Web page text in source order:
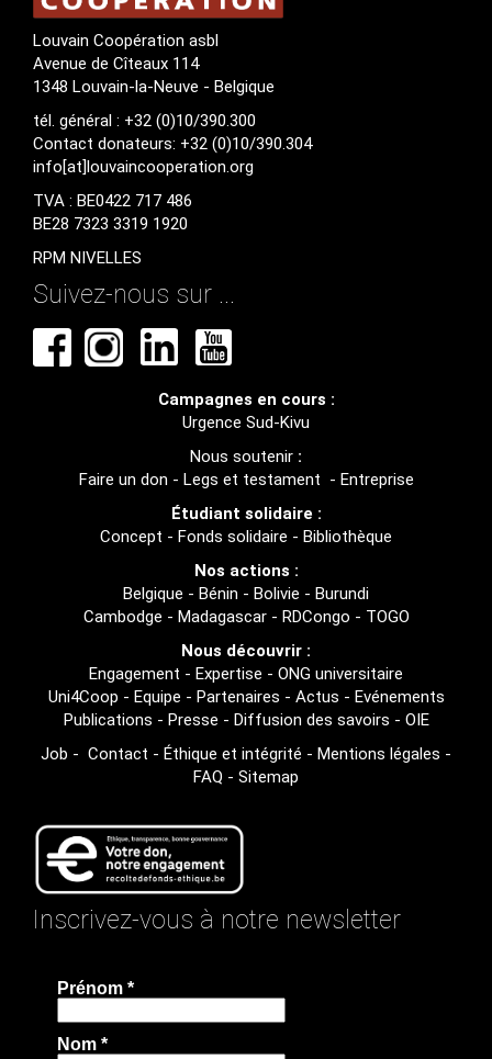
Louvain Coopération asbl
Avenue de Cîteaux 114
1348 Louvain-la-Neuve - Belgique
tél. général : +32 (0)10/390.300
Contact donateurs: +32 (0)10/390.304
info[at]louvaincooperation.org
TVA : BE0422 717 486
BE28 7323 3319 1920
RPM NIVELLES
Suivez-nous sur ...
Campagnes en cours :
Urgence Sud-Kivu
Nous soutenir :
Faire un don - Legs et testament - Entreprise
Étudiant solidaire :
Concept - Fonds solidaire - Bibliothèque
Nos actions :
Belgique - Bénin - Bolivie - Burundi
Cambodge - Madagascar- RDCongo - TOGO
Nous découvrir :
Engagement - Expertise - ONG universitaire
Uni4Coop - Equipe - Partenaires - Actus - Evénements
Publications - Presse - Diffusion des savoirs - OIE
Job - Contact - Éthique et intégrité - Mentions légales -
FAQ - Sitemap
Inscrivez-vous à notre newsletter